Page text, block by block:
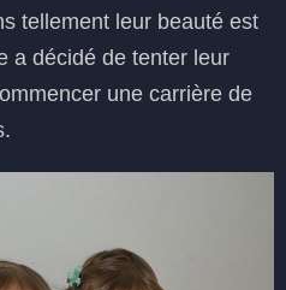
tellement leur beauté est
a décidé de tenter leur
une carrière de